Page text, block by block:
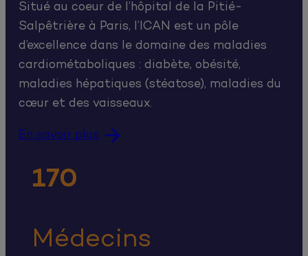
Situé au coeur de l’hôpital de la Pitié-
Salpêtrière à Paris, l’ICAN est un pôle
d’excellence dans le domaine des maladies
cardiométaboliques : diabète, obésité,
maladies hépatiques (stéatose), maladies du
cœur et des vaisseaux.
En savoir plus
170
Médecins